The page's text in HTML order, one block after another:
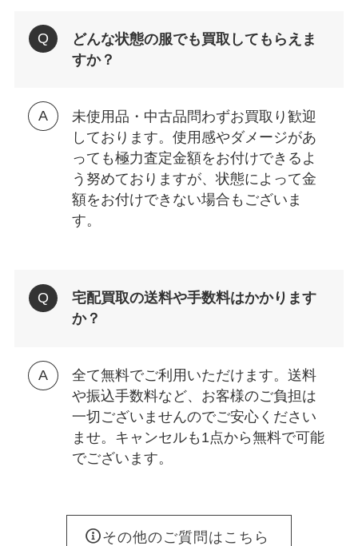
どんな状態の服でも買取してもらえま
すか？
未使用品・中古品問わずお買取り歓迎
しております。使用感やダメージがあ
っても極力査定金額をお付けできるよ
う努めておりますが、状態によって金
額をお付けできない場合もございま
す。
宅配買取の送料や手数料はかかります
か？
全て無料でご利用いただけます。送料
や振込手数料など、お客様のご負担は
一切ございませんのでご安心ください
ませ。キャンセルも1点から無料で可能
でございます。
その他のご質問はこちら